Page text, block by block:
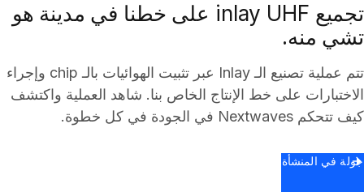
تجميع inlay UHF على خطنا في مدينة هو
تشي منه.
تتم عملية تصنيع الـ Inlay عبر تثبيت الهوائيات بالـ chip وإجراء
الاختبارات على خط الإنتاج الخاص بنا. شاهد العملية واكتشف
كيف تتحكم Nextwaves في الجودة في كل خطوة.
جولة في المنشأة